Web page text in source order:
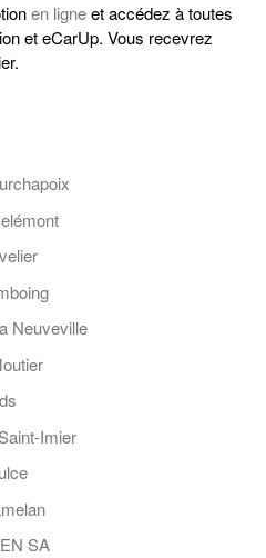
en ligneet accédez à toutes
et eCarUp. Vous recevrez
Neuveville
Imier
SA